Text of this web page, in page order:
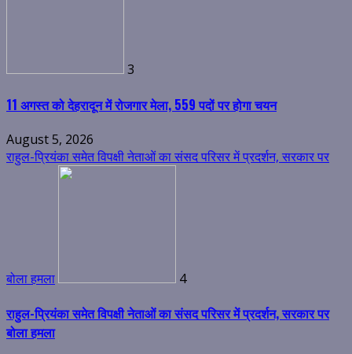
3
11 अगस्त को देहरादून में रोजगार मेला, 559 पदों पर होगा चयन
August 5, 2026
राहुल-प्रियंका समेत विपक्षी नेताओं का संसद परिसर में प्रदर्शन, सरकार पर
बोला हमला 4
राहुल-प्रियंका समेत विपक्षी नेताओं का संसद परिसर में प्रदर्शन, सरकार पर
बोला हमला